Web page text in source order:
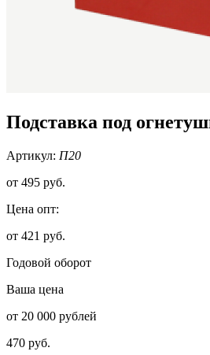
Подставка под
Артикул: П20
от 495 руб.
Цена опт:
от 421 руб.
Годовой оборот
Ваша цена
от 20 000 рублей
470 руб.